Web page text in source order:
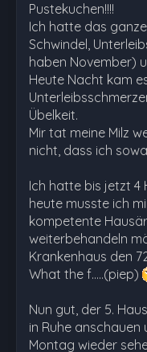
Pustekuchen!!!!
Ich hatte das
Schwindel,
haben November)
Heute Nacht kam
Übelkeit.
Mir tat meine Milz
nicht, dass ich
Ich hatte bis jetzt 4
heute musste ich
kompetente
weiterbehandeln
Krankenhaus den
What the f…..(piep)
Nun gut, der 5.
in Ruhe
Montag wieder